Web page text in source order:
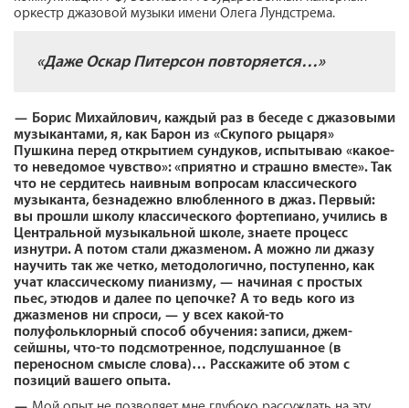
оркестр джазовой музыки имени Олега Лундстрема.
«Даже Оскар Питерсон повторяется…»
— Борис Михайлович, каждый раз в беседе с джазовыми
музыкантами, я, как Барон из «Скупого рыцаря»
Пушкина перед открытием сундуков, испытываю «какое-
то неведомое чувство»: «приятно и страшно вместе». Так
что не сердитесь наивным вопросам классического
музыканта, безнадежно влюбленного в джаз. Первый:
вы прошли школу классического фортепиано, учились в
Центральной музыкальной школе, знаете процесс
изнутри. А потом стали джазменом. А можно ли джазу
научить так же четко, методологично, поступенно, как
учат классическому пианизму, — начиная с простых
пьес, этюдов и далее по цепочке? А то ведь кого из
джазменов ни спроси, — у всех какой-то
полуфольклорный способ обучения: записи, джем-
сейшны, что-то подсмотренное, подслушанное (в
переносном смысле слова)… Расскажите об этом с
позиций вашего опыта.